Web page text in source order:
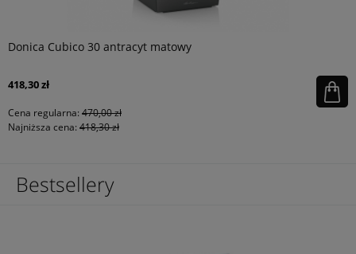
Donica Cubico 30 antracyt matowy
418,30 zł
Cena regularna: 470,00 zł
Najniższa cena: 418,30 zł
Bestsellery